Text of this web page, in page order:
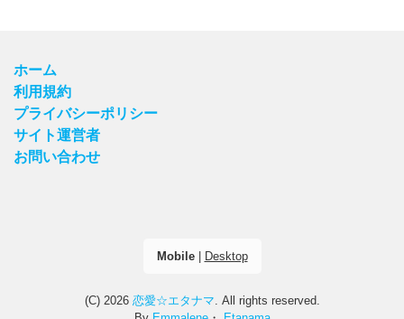
ホーム
利用規約
プライバシーポリシー
サイト運営者
お問い合わせ
Mobile| Desktop
(C) 2026 恋愛☆エタナマ. All rights reserved.